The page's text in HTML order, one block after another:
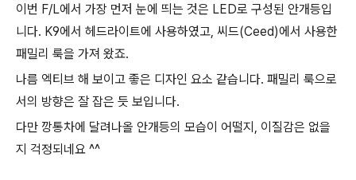
이번 F/L에서 가장 먼저 눈에 띄는 것은 LED로 구성된 안개등입
니다. K9에서 헤드라이트에 사용하였고, 씨드(Ceed)에서 사용한
패밀리 룩을 가져 왔죠.
나름 엑티브 해 보이고 좋은 디자인 요소 같습니다. 패밀리 룩으로
서의 방향은 잘 잡은 듯 보입니다.
다만 깡통차에 달려나올 안개등의 모습이 어떨지, 이질감은 없을
지 걱정되네요 ^^